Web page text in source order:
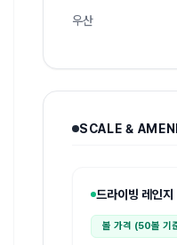
우산
SCALE &
드라이빙 레인지
볼 가격 (50볼